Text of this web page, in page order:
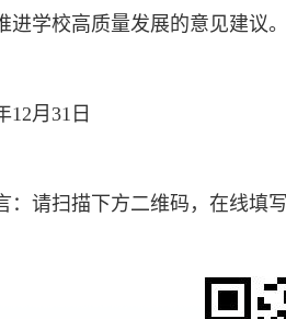
进学校高质量发展的意见建议。
12月31日
：请扫描下方二维码，在线填